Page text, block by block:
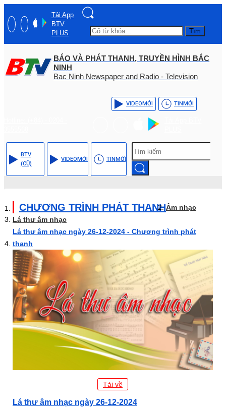
Tải App
BTV
PLUS
Tìm
BÁO VÀ PHÁT THANH, TRUYỀN HÌNH BẮC
NINH
Bac Ninh Newspaper and Radio - Television
VIDEOMỚI TINMỚI
BTV
(CŨ)
VIDEOMỚI TINMỚI
CHƯƠNG TRÌNH PHÁT THANHÂm nhạc
Lá thư âm nhạc
Lá thư âm nhạc ngày 26-12-2024 - Chương trình phát
thanh
Tải về
Lá thư âm nhạc ngày 26-12-2024